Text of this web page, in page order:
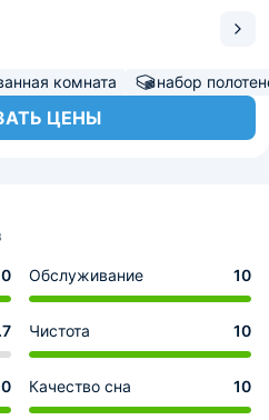
комната набор
ЦЕНЫ
Обслуживание 10
Чистота 10
Качество сна 10